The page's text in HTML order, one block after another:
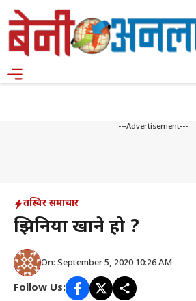
Skip
to
content
---Advertisement---
तस्विर समाचार
झिनिया खाने हो ?
On: September 5, 2020 10:26 AM
Follow Us: